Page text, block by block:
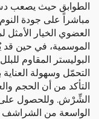
الطوابق حيث يصعب
مباشراً على جودة
العضوي الخيار
الموسمية، في حين
البوليستر المقاوم
التحمّل وسهولة
التأكد من أن الحجم
الشِّرْش. وللحصول على
الواسعة من الشراشف